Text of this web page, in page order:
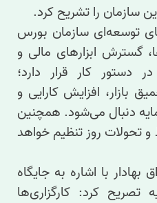
سازمان را تشریح کرد.
توسعه‌ای سازمان بورس
گسترش ابزارهای مالی و
دستور کار قرار دارد؛
بازار، افزایش کارایی و
دنبال می‌شود. همچنین
و تحولات روز تنظیم خواهد
با اشاره به جایگاه
تصریح کرد: کارگزاری‌ها